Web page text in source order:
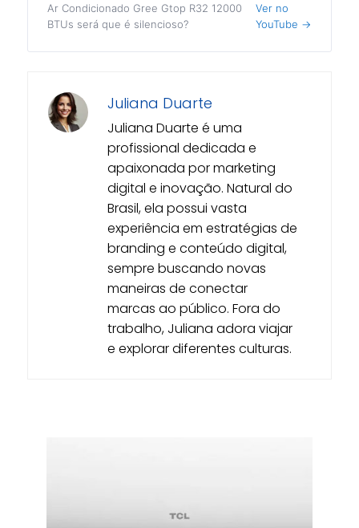
Ar Condicionado Gree Gtop R32 12000
BTUs será que é silencioso?
Ver no
YouTube →
Juliana Duarte
Juliana Duarte é uma
profissional dedicada e
apaixonada por marketing
digital e inovação. Natural do
Brasil, ela possui vasta
experiência em estratégias de
branding e conteúdo digital,
sempre buscando novas
maneiras de conectar
marcas ao público. Fora do
trabalho, Juliana adora viajar
e explorar diferentes culturas.